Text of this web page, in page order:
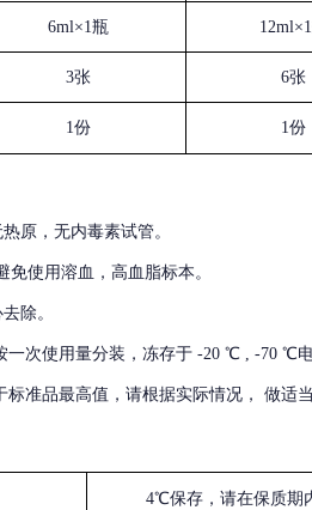
6ml×1瓶
3张 6张
1份 1份
原，无内毒素试管。
免使用溶血，高血脂标本。
除。
一次使用量分装，冻存于 -20 ℃ , -70 ℃电
准品最高值，请根据实际情况， 做适
4℃保存，请在保质期